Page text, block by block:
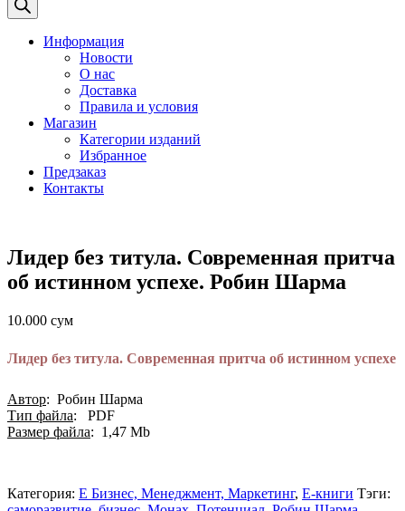
Информация
Новости
О нас
Доставка
Правила и условия
Магазин
Категории изданий
Избранное
Предзаказ
Контакты
Лидер без титула. Современная притча
об истинном успехе. Робин Шарма
10.000 сум
Лидер без титула. Современная притча об истинном успехе
Автор: Робин Шарма
Тип файла: PDF
Размер файла: 1,47 Мb
Категория: E Бизнес, Менеджмент, Маркетинг, Е-книги Тэги: